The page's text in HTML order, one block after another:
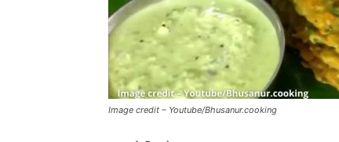
Image credit – Youtube/Bhusanur.cooking